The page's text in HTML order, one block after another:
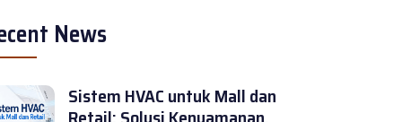
News
Sistem HVAC untuk Mall dan